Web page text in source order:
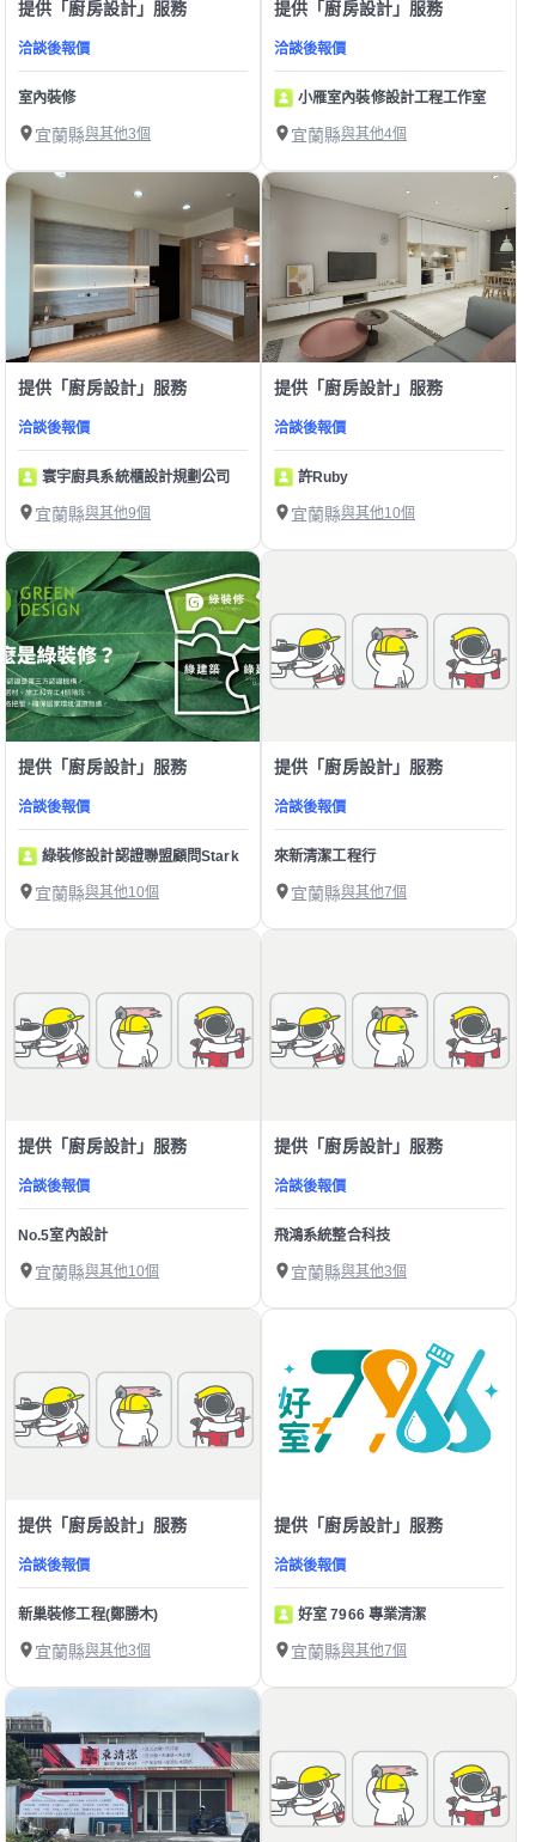
提供「廚房設計」服務
洽談後報價
室內裝修
宜蘭縣與其他3個
提供「廚房設計」服務
洽談後報價
小雁室內裝修設計工程工作室
宜蘭縣與其他4個
提供「廚房設計」服務
洽談後報價
寰宇廚具系統櫃設計規劃公司
宜蘭縣與其他9個
提供「廚房設計」服務
洽談後報價
許Ruby
宜蘭縣與其他10個
提供「廚房設計」服務
洽談後報價
綠裝修設計認證聯盟顧問Stark
宜蘭縣與其他10個
提供「廚房設計」服務
洽談後報價
來新清潔工程行
宜蘭縣與其他7個
提供「廚房設計」服務
洽談後報價
No.5室內設計
宜蘭縣與其他10個
提供「廚房設計」服務
洽談後報價
飛鴻系統整合科技
宜蘭縣與其他3個
提供「廚房設計」服務
洽談後報價
新巢裝修工程(鄭勝木)
宜蘭縣與其他3個
提供「廚房設計」服務
洽談後報價
好室 7966 專業清潔
宜蘭縣與其他7個